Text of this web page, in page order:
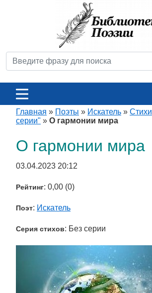
Главная » Поэты » Искатель » Стихи
серии" » О гармонии мира
О гармонии мира
03.04.2023 20:12
Рейтинг: 0,00 (0)
Поэт: Искатель
Серия стихов: Без серии